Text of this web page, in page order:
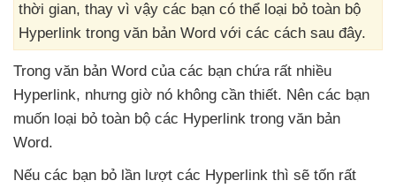
thời gian, thay vì vậy các bạn có thể loại bỏ toàn bộ
Hyperlink trong văn bản Word với các cách sau đây.
Trong văn bản Word của các bạn chứa rất nhiều
Hyperlink, nhưng giờ nó không cần thiết. Nên các bạn
muốn loại bỏ toàn bộ các Hyperlink trong văn bản
Word.
Nếu các bạn bỏ lần lượt các Hyperlink thì sẽ tốn rất